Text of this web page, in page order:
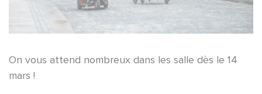
On vous attend nombreux dans les salle dès le 14
mars !